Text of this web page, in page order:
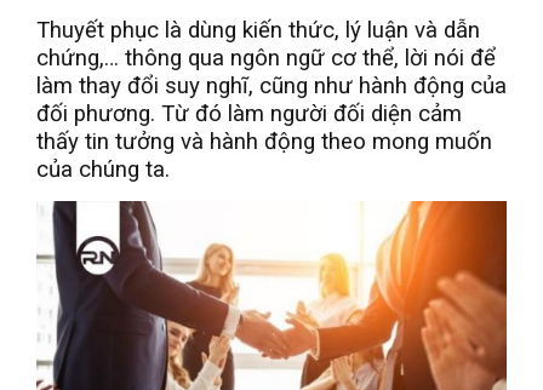
Thuyết phục là dùng kiến thức, lý luận và dẫn
chứng,… thông qua ngôn ngữ cơ thể, lời nói để
làm thay đổi suy nghĩ, cũng như hành động của
đối phương. Từ đó làm người đối diện cảm
thấy tin tưởng và hành động theo mong muốn
của chúng ta.